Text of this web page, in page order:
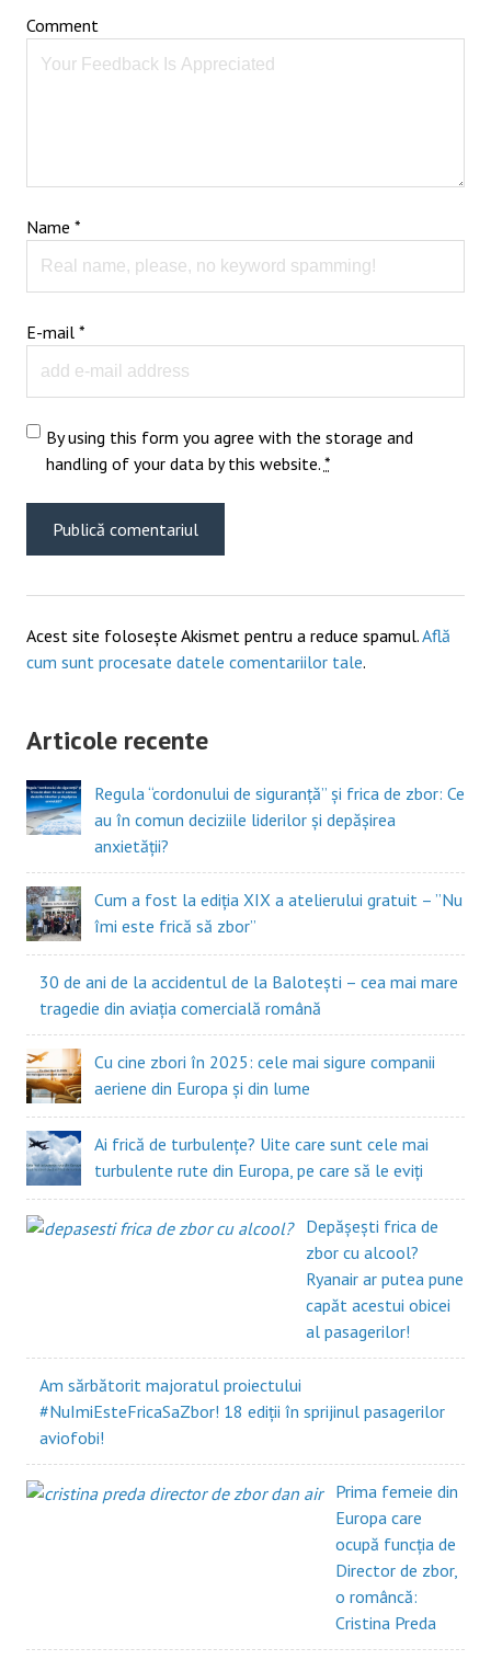
Comment
Name *
E-mail *
By using this form you agree with the storage and
handling of your data by this website. *
Acest site folosește Akismet pentru a reduce spamul.Află
cum sunt procesate datele comentariilor tale.
Articole recente
Regula “cordonului de siguranță” și frica de zbor: Ce
au în comun deciziile liderilor și depășirea
anxietății?
Cum a fost la ediția XIX a atelierului gratuit – ”Nu
îmi este frică să zbor”
30 de ani de la accidentul de la Balotești – cea mai mare
tragedie din aviația comercială română
Cu cine zbori în 2025: cele mai sigure companii
aeriene din Europa și din lume
Ai frică de turbulențe? Uite care sunt cele mai
turbulente rute din Europa, pe care să le eviți
Depășești frica de
zbor cu alcool?
Ryanair ar putea pune
capăt acestui obicei
al pasagerilor!
Am sărbătorit majoratul proiectului
#NuImiEsteFricaSaZbor! 18 ediții în sprijinul pasagerilor
aviofobi!
Prima femeie din
Europa care
ocupă funcția de
Director de zbor,
o româncă:
Cristina Preda